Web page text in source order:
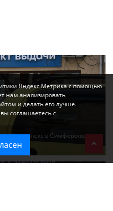
комплекс в Симферополе
Яндекс Метрика с помощью
нам анализировать
и делать его лучше.
соглашаетесь с